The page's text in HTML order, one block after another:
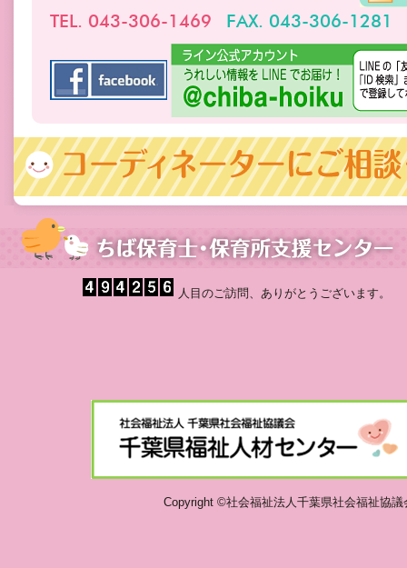
TEL. 043-306-1469 FAX. 043-306-1281
人目のご訪問、ありがとうございます。
Copyright ©社会福祉法人千葉県社会福祉協